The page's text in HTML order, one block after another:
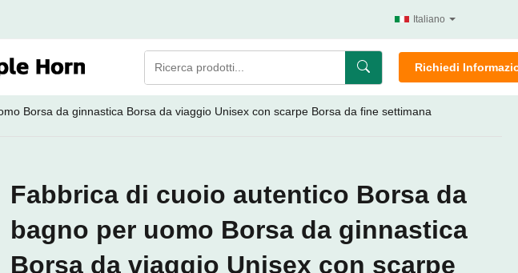
Italiano
Richiedi
Borsa da ginnastica Borsa da viaggio Unisex con scarpe Borsa da fine settimana
Fabbrica di cuoio autentico Borsa da
bagno per uomo Borsa da ginnastica
Borsa da viaggio Unisex con scarpe